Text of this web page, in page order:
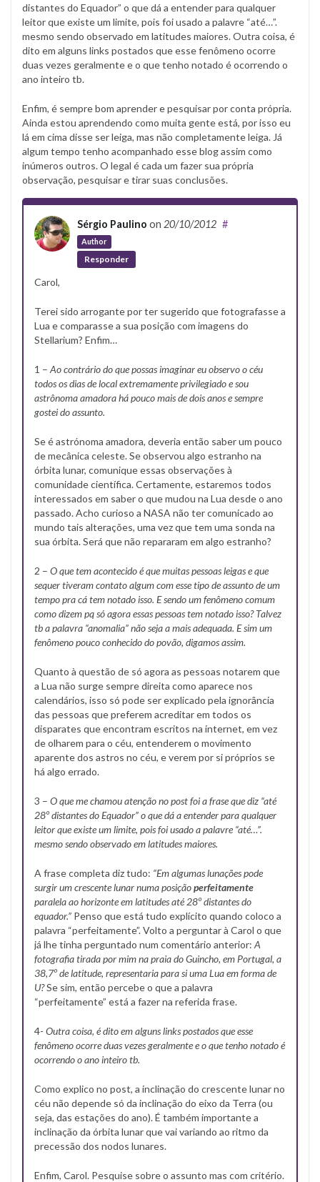
distantes do Equador” o que dá a entender para qualquer
leitor que existe um limite, pois foi usado a palavre “até…”.
mesmo sendo observado em latitudes maiores. Outra coisa, é
dito em alguns links postados que esse fenômeno ocorre
duas vezes geralmente e o que tenho notado é ocorrendo o
ano inteiro tb.
Enfim, é sempre bom aprender e pesquisar por conta própria.
Ainda estou aprendendo como muita gente está, por isso eu
lá em cima disse ser leiga, mas não completamente leiga. Já
algum tempo tenho acompanhado esse blog assim como
inúmeros outros. O legal é cada um fazer sua própria
observação, pesquisar e tirar suas conclusões.
Sérgio Paulino on 20/10/2012
Author
#
Responder
Carol,
Terei sido arrogante por ter sugerido que fotografasse a
Lua e comparasse a sua posição com imagens do
Stellarium? Enfim…
1 – Ao contrário do que possas imaginar eu observo o céu
todos os dias de local extremamente privilegiado e sou
astrônoma amadora há pouco mais de dois anos e sempre
gostei do assunto.
Se é astrónoma amadora, deveria então saber um pouco
de mecânica celeste. Se observou algo estranho na
órbita lunar, comunique essas observações à
comunidade científica. Certamente, estaremos todos
interessados em saber o que mudou na Lua desde o ano
passado. Acho curioso a NASA não ter comunicado ao
mundo tais alterações, uma vez que tem uma sonda na
sua órbita. Será que não repararam em algo estranho?
2 – O que tem acontecido é que muitas pessoas leigas e que
sequer tiveram contato algum com esse tipo de assunto de um
tempo pra cá tem notado isso. E sendo um fenômeno comum
como dizem pq só agora essas pessoas tem notado isso? Talvez
tb a palavra “anomalia” não seja a mais adequada. E sim um
fenômeno pouco conhecido do povão, digamos assim.
Quanto à questão de só agora as pessoas notarem que
a Lua não surge sempre direita como aparece nos
calendários, isso só pode ser explicado pela ignorância
das pessoas que preferem acreditar em todos os
disparates que encontram escritos na internet, em vez
de olharem para o céu, entenderem o movimento
aparente dos astros no céu, e verem por si próprios se
há algo errado.
3 – O que me chamou atenção no post foi a frase que diz “até
28º distantes do Equador” o que dá a entender para qualquer
leitor que existe um limite, pois foi usado a palavre “até…”.
mesmo sendo observado em latitudes maiores.
A frase completa diz tudo: “Em algumas lunações pode
surgir um crescente lunar numa posiçãoperfeitamente
paralela ao horizonte em latitudes até 28º distantes do
equador.” Penso que está tudo explícito quando coloco a
palavra “perfeitamente”. Volto a perguntar à Carol o que
já lhe tinha perguntado num comentário anterior: A
fotografia tirada por mim na praia do Guincho, em Portugal, a
38,7º de latitude, representaria para si uma Lua em forma de
U?Se sim, então percebe o que a palavra
“perfeitamente” está a fazer na referida frase.
4- Outra coisa, é dito em alguns links postados que esse
fenômeno ocorre duas vezes geralmente e o que tenho notado é
ocorrendo o ano inteiro tb.
Como explico no post, a inclinação do crescente lunar no
céu não depende só da inclinação do eixo da Terra (ou
seja, das estações do ano). É também importante a
inclinação da órbita lunar que vai variando ao ritmo da
precessão dos nodos lunares.
Enfim, Carol. Pesquise sobre o assunto mas com critério.